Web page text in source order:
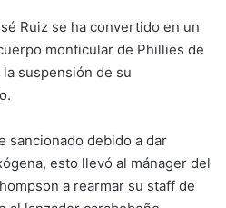
Ruiz se ha convertido en un
monticular de Phillies de
suspensión de su
sancionado debido a dar
esto llevó al mánager del
a rearmar su staff de